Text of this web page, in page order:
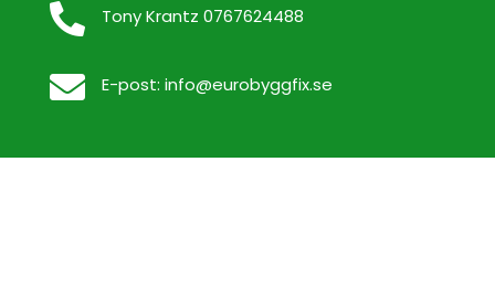
 Tony Krantz 0767624488
 E-post: info@eurobyggfix.se